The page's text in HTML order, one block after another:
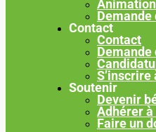
Demande
Contact
Contact
Demande
Soutenir
Devenir
Adhérer à
Faire un